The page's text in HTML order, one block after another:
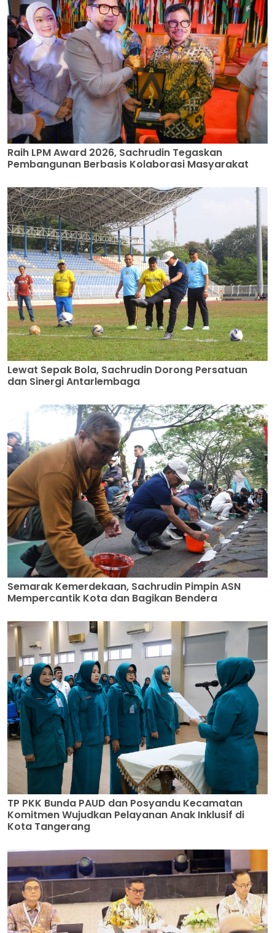
Raih LPM Award 2026, Sachrudin Tegaskan
Pembangunan Berbasis Kolaborasi Masyarakat
Lewat Sepak Bola, Sachrudin Dorong Persatuan
dan Sinergi Antarlembaga
Semarak Kemerdekaan, Sachrudin Pimpin ASN
Mempercantik Kota dan Bagikan Bendera
TP PKK Bunda PAUD dan Posyandu Kecamatan
Komitmen Wujudkan Pelayanan Anak Inklusif di
Kota Tangerang